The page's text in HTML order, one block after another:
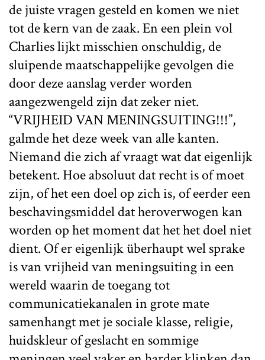
de juiste vragen gesteld en komen we niet
tot de kern van de zaak. En een plein vol
Charlies lijkt misschien onschuldig, de
sluipende maatschappelijke gevolgen die
door deze aanslag verder worden
aangezwengeld zijn dat zeker niet.
“VRIJHEID VAN MENINGSUITING!!!”,
galmde het deze week van alle kanten.
Niemand die zich af vraagt wat dat eigenlijk
betekent. Hoe absoluut dat recht is of moet
zijn, of het een doel op zich is, of eerder een
beschavingsmiddel dat heroverwogen kan
worden op het moment dat het het doel niet
dient. Of er eigenlijk überhaupt wel sprake
is van vrijheid van meningsuiting in een
wereld waarin de toegang tot
communicatiekanalen in grote mate
samenhangt met je sociale klasse, religie,
huidskleur of geslacht en sommige